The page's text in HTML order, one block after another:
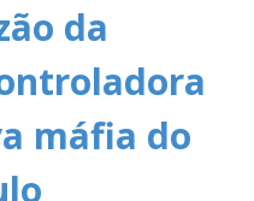
da
máfia do